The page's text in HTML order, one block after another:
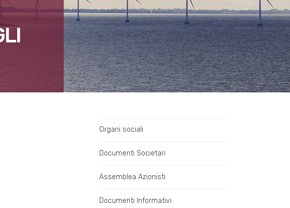
Organi sociali
Documenti Societari
Assemblea Azionisti
Documenti Informativi